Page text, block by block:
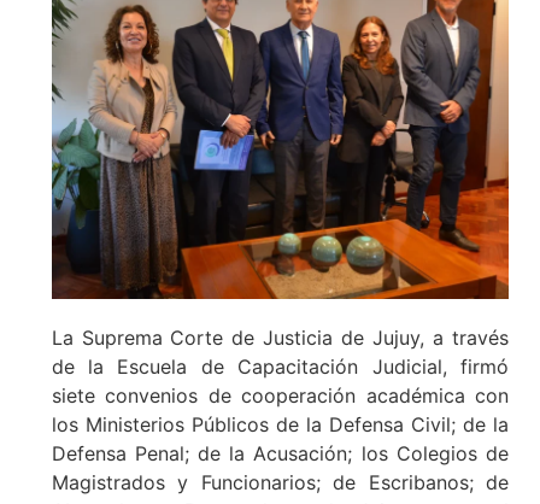
La Suprema Corte de Justicia de Jujuy, a través
de la Escuela de Capacitación Judicial, firmó
siete convenios de cooperación académica con
los Ministerios Públicos de la Defensa Civil; de la
Defensa Penal; de la Acusación; los Colegios de
Magistrados y Funcionarios; de Escribanos; de